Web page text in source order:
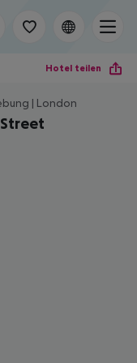
Hotel teilen
| London